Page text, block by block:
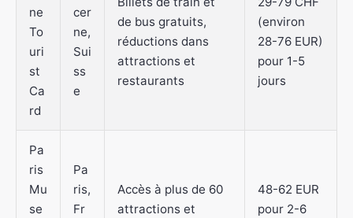
ne
To
uri
st
Ca
rd
cer
ne,
Sui
ss
e
de bus gratuits,
réductions dans
attractions et
restaurants
(environ
28-76 EUR)
pour 1-5
jours
Pa
ris
Mu
se
Pa
ris,
Fr
Accès à plus de 60
attractions et
48-62 EUR
pour 2-6